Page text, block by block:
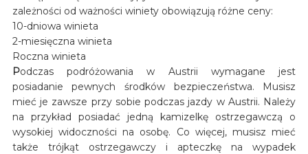
zależności od ważności winiety obowiązują różne ceny:
10-dniowa winieta
2-miesięczna winieta
Roczna winieta
Podczas podróżowania w Austrii wymagane jest
posiadanie pewnych środków bezpieczeństwa. Musisz
mieć je zawsze przy sobie podczas jazdy w Austrii. Należy
na przykład posiadać jedną kamizelkę ostrzegawczą o
wysokiej widoczności na osobę. Co więcej, musisz mieć
także trójkąt ostrzegawczy i apteczkę na wypadek